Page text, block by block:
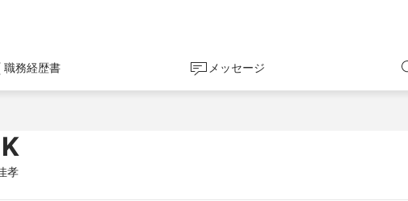
職務経歴書 メッセージ
孝